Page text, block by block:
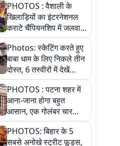
PHOTOS : वैशाली के
खिलाड़ियों का इंटरनेशनल
कराटे चैंपियनशिप में जलवा,
जीते 9 पदक, पांच तस्वीर से
देखिए पूरा खेल
Photos: स्केटिंग करते हुए
बाबा धाम के लिए निकले तीन
दोस्त, 6 तस्वीरों में देखें
आस्था और जुनून की कहानी
PHOTOS : पटना शहर में
आना-जाना होगा बहुत
आसान, एक गोलंबर चार
फ्लाईओवर को जोड़ेगा
PHOTOS: बिहार के 5
सबसे अनोखे स्ट्रीट फूड्स,